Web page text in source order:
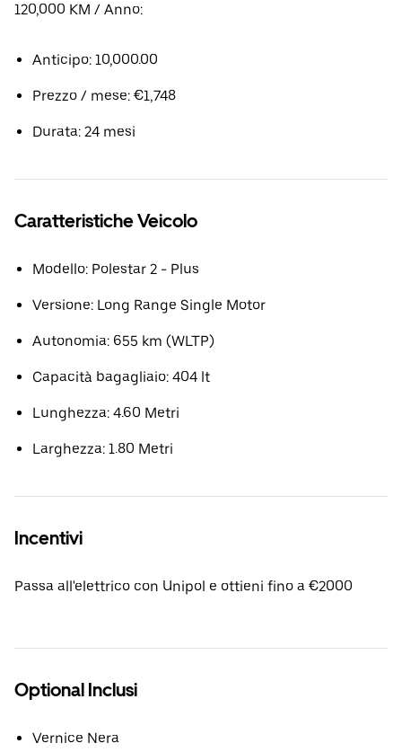
120,000 KM / Anno:
Anticipo: 10,000.00
Prezzo / mese: €1,748
Durata: 24 mesi
Caratteristiche Veicolo
Modello: Polestar 2 - Plus
Versione: Long Range Single Motor
Autonomia: 655 km (WLTP)
Capacità bagagliaio: 404 lt
Lunghezza: 4.60 Metri
Larghezza: 1.80 Metri
Incentivi
Passa all'elettrico con Unipol e ottieni fino a €2000
Optional Inclusi
Vernice Nera